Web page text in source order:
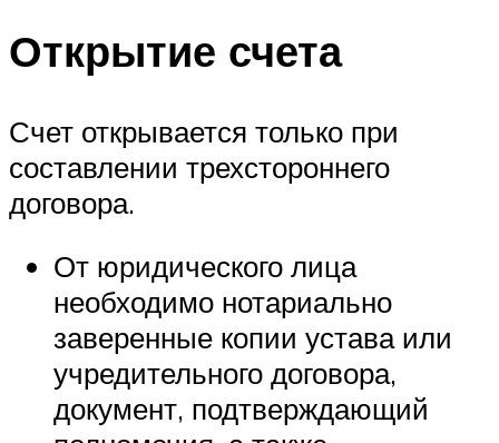
Открытие счета
Счет открывается только при
составлении трехстороннего
договора.
От юридического лица
необходимо нотариально
заверенные копии устава или
учредительного договора,
документ, подтверждающий